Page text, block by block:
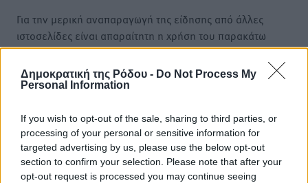
Δημοκρατική της Ρόδου - Do Not Process My
Personal Information
If you wish to opt-out of the sale, sharing to third parties, or
processing of your personal or sensitive information for
targeted advertising by us, please use the below opt-out
section to confirm your selection. Please note that after your
opt-out request is processed you may continue seeing
Για την μερική αναπαραγωγή της είδησης από άλλες
ιστοσελίδες είναι απαραίτητη η χρήση του παρακάτω
παρεχόμενου συνδέσμου παραπομπής προς το άρθρο
της Δημοκρατικής.
o καιρός τώρα:
28°